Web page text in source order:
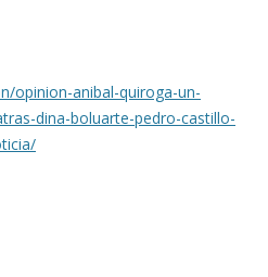
opinion-anibal-quiroga-un-
dina-boluarte-pedro-castillo-